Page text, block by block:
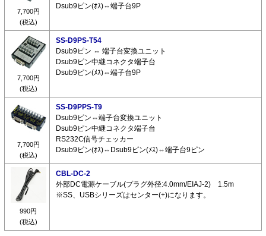
7,700円
(税込)
Dsub9ピン(ｵｽ)⇔端子台9P
7,700円
(税込)
SS-D9PS-T54
Dsub9ピン ⇔ 端子台変換ユニット
Dsub9ピン中継コネクタ端子台
Dsub9ピン(ﾒｽ)⇔端子台9P
7,700円
(税込)
SS-D9PPS-T9
Dsub9ピン⇔端子台変換ユニット
Dsub9ピン中継コネクタ端子台
RS232C信号チェッカー
Dsub9ピン(ｵｽ)⇔Dsub9ピン(ﾒｽ)⇔端子台9ピン
990円
(税込)
CBL-DC-2
外部DC電源ケーブル(プラグ外径:4.0mm/EIAJ-2) 1.5m
※SS、USBシリーズはセンター(+)になります。